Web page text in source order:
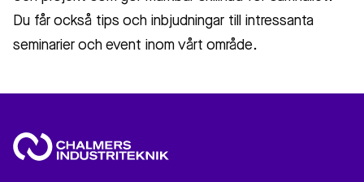
Du får också tips och inbjudningar till intressanta
seminarier och event inom vårt område.